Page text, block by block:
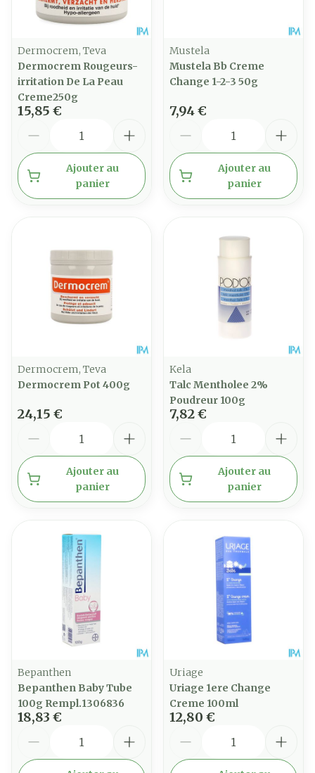
Dermocrem, Teva
Dermocrem Rougeurs-
irritation De La Peau
Creme250g
15,85 €
Ajouter au
panier
Mustela
Mustela Bb Creme
Change 1-2-3 50g
7,94 €
Ajouter au
panier
Dermocrem, Teva
Dermocrem Pot 400g
24,15 €
Ajouter au
panier
Kela
Talc Mentholee 2%
Poudreur 100g
7,82 €
Ajouter au
panier
Bepanthen
Bepanthen Baby Tube
100g Rempl.1306836
18,83 €
Uriage
Uriage 1ere Change
Creme 100ml
12,80 €